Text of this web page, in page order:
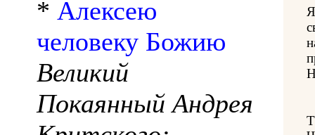
* Алексею
человеку Божию
Великий
Покаянный Андрея